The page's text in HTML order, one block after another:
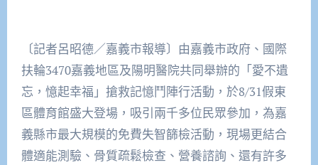
〔記者呂昭德／嘉義市報導〕由嘉義市政府、國際
扶輪3470嘉義地區及陽明醫院共同舉辦的「愛不遺
忘，憶起幸福」搶救記憶鬥陣行活動，於8/31假東
區體育館盛大登場，吸引兩千多位民眾參加，為嘉
義縣市最大規模的免費失智篩檢活動，現場更結合
體適能測驗、骨質疏鬆檢查、營養諮詢、還有許多